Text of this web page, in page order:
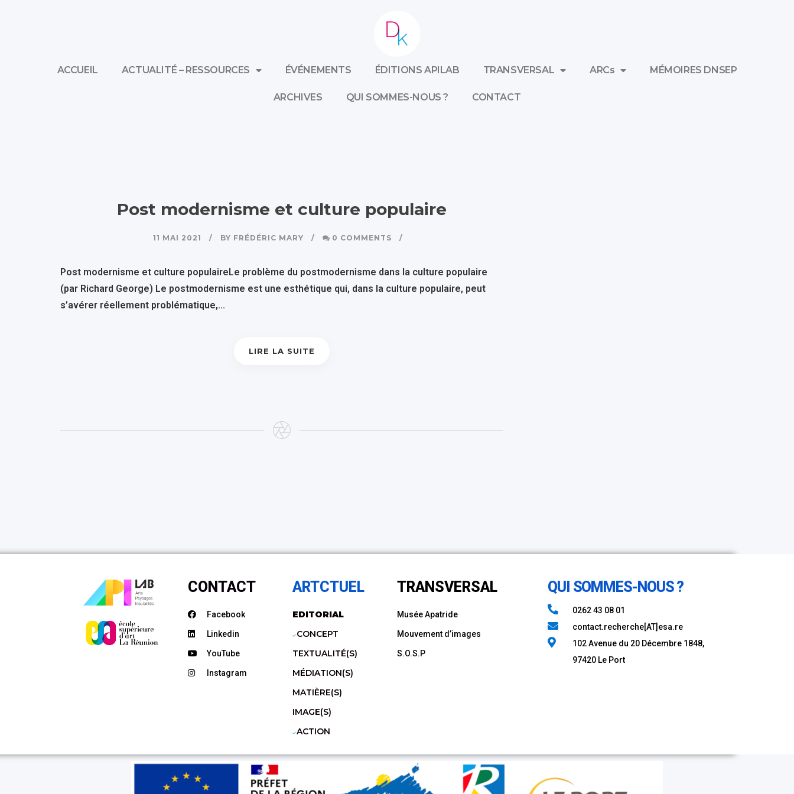
ACCUEIL ACTUALITÉ – RESSOURCES ÉVÉNEMENTS ÉDITIONS APILAB TRANSVERSAL ARCs MÉMOIRES DNSEP
ARCHIVES QUI SOMMES-NOUS ? CONTACT
Post modernisme et culture populaire
11 MAI 2021 BY FRÉDÉRIC MARY 0 COMMENTS
Post modernisme et culture populaireLe problème du postmodernisme dans la culture populaire
(par Richard George) Le postmodernisme est une esthétique qui, dans la culture populaire, peut
s’avérer réellement problématique,...
LIRE LA SUITE
CONTACT
Facebook
Linkedin
YouTube
Instagram
ARTCTUEL
EDITORIAL
CONCEPT
TEXTUALITÉ(S)
MÉDIATION(S)
MATIÈRE(S)
IMAGE(S)
ACTION
TRANSVERSAL
Musée Apatride
Mouvement d’images
S.O.S.P
QUI SOMMES-NOUS ?
0262 43 08 01​
contact.recherche[AT]esa.re
102 Avenue du 20 Décembre 1848,
97420 Le Port